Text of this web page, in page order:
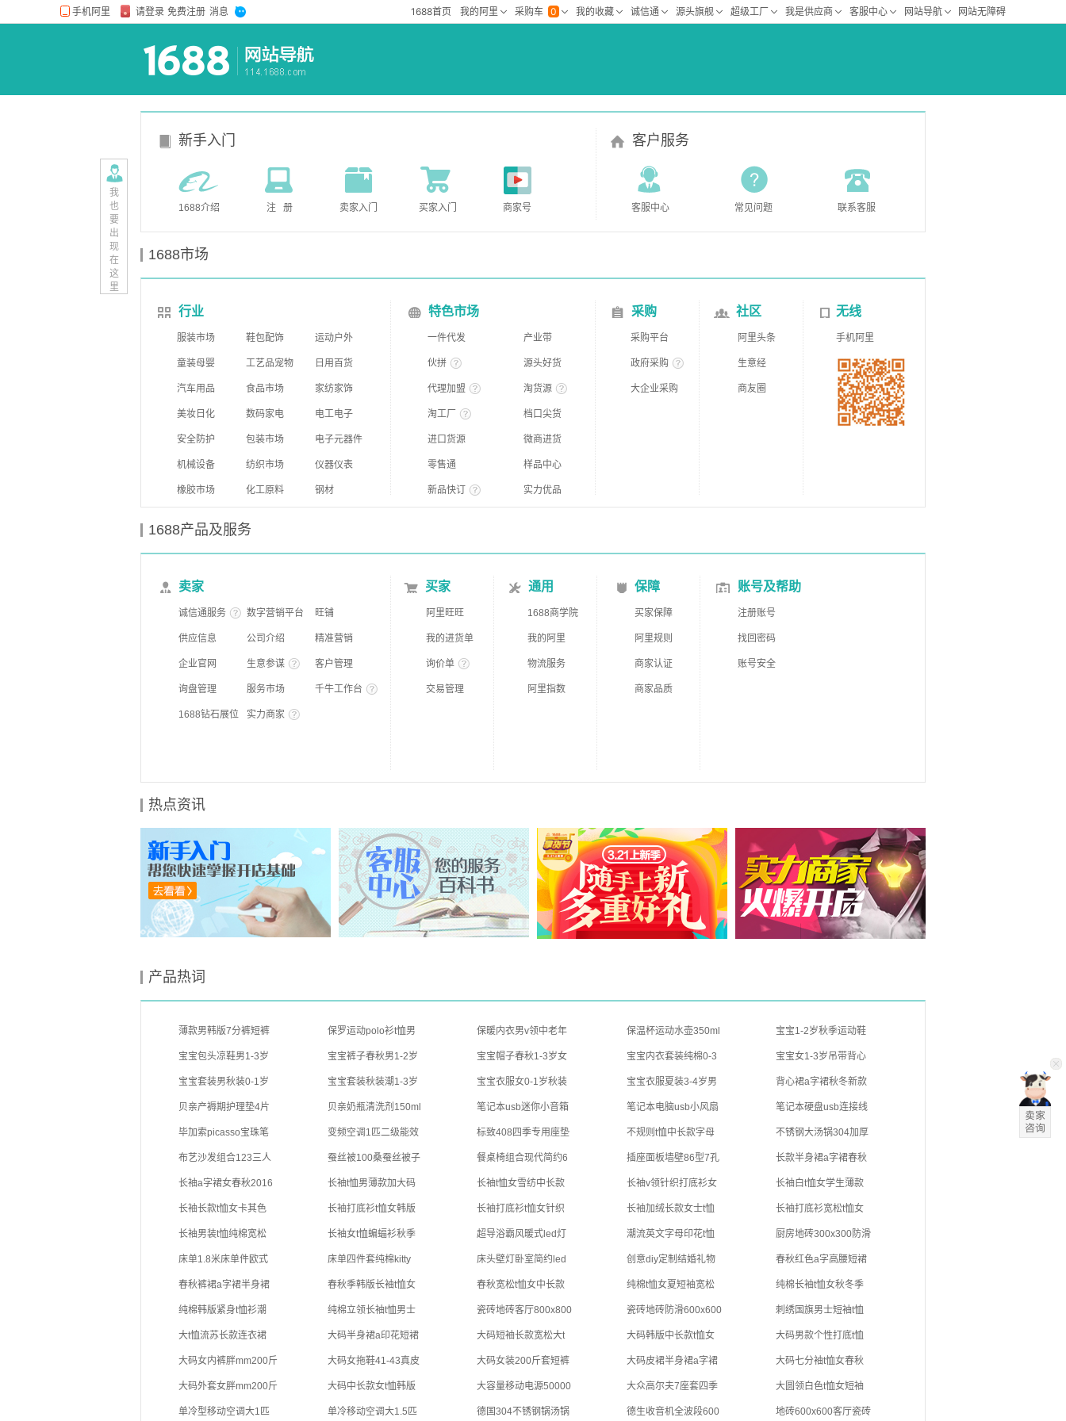
新手入门
1688介绍 注 册 卖家入门 买家入门 商家号
客户服务
客服中心 常见问题 联系客服
1688市场
行业
服装市场 鞋包配饰 运动户外
童装母婴 工艺品宠物 日用百货
汽车用品 食品市场 家纺家饰
美妆日化 数码家电 电工电子
安全防护 包装市场 电子元器件
机械设备 纺织市场 仪器仪表
橡胶市场 化工原料 钢材
特色市场
一件代发 产业带
伙拼 源头好货
代理加盟 淘货源
淘工厂 档口尖货
进口货源 微商进货
零售通 样品中心
新品快订 实力优品
采购
采购平台
政府采购
大企业采购
社区
阿里头条
生意经
商友圈
无线
手机阿里
1688产品及服务
卖家
诚信通服务 数字营销平台 旺铺
供应信息 公司介绍 精准营销
企业官网 生意参谋 客户管理
询盘管理 服务市场 千牛工作台
1688钻石展位 实力商家
买家
阿里旺旺
我的进货单
询价单
交易管理
通用
1688商学院
我的阿里
物流服务
阿里指数
保障
买家保障
阿里规则
商家认证
商家品质
账号及帮助
注册账号
找回密码
账号安全
热点资讯
产品热词
薄款男韩版7分裤短裤 保罗运动polo衫t恤男 保暖内衣男v领中老年 保温杯运动水壶350ml 宝宝1-2岁秋季运动鞋
宝宝包头凉鞋男1-3岁 宝宝裤子春秋男1-2岁 宝宝帽子春秋1-3岁女 宝宝内衣套装纯棉0-3 宝宝女1-3岁吊带背心
宝宝套装男秋装0-1岁 宝宝套装秋装潮1-3岁 宝宝衣服女0-1岁秋装 宝宝衣服夏装3-4岁男 背心裙a字裙秋冬新款
贝亲产褥期护理垫4片 贝亲奶瓶清洗剂150ml 笔记本usb迷你小音箱 笔记本电脑usb小风扇 笔记本硬盘usb连接线
毕加索picasso宝珠笔 变频空调1匹二级能效 标致408四季专用座垫 不规则t恤中长款字母 不锈钢大汤锅304加厚
布艺沙发组合123三人 蚕丝被100桑蚕丝被子 餐桌椅组合现代简约6 插座面板墙壁86型7孔 长款半身裙a字裙春秋
长袖a字裙女春秋2016 长袖t恤男薄款加大码 长袖t恤女雪纺中长款 长袖v领针织打底衫女 长袖白t恤女学生薄款
长袖长款t恤女卡其色 长袖打底衫t恤女韩版 长袖打底衫t恤女针织 长袖加绒长款女士t恤 长袖打底衫宽松t恤女
长袖男装t恤纯棉宽松 长袖女t恤蝙蝠衫秋季 超导浴霸风暖式led灯 潮流英文字母印花t恤 厨房地砖300x300防滑
床单1.8米床单件欧式 床单四件套纯棉kitty 床头壁灯卧室简约led 创意diy定制结婚礼物 春秋红色a字高腰短裙
春秋裤裙a字裙半身裙 春秋季韩版长袖t恤女 春秋宽松t恤女中长款 纯棉t恤女夏短袖宽松 纯棉长袖t恤女秋冬季
纯棉韩版紧身t恤衫潮 纯棉立领长袖t恤男士 瓷砖地砖客厅800x800 瓷砖地砖防滑600x600 刺绣国旗男士短袖t恤
大t恤流苏长款连衣裙 大码半身裙a印花短裙 大码短袖长款宽松大t 大码韩版中长款t恤女 大码男款个性打底t恤
大码女内裤胖mm200斤 大码女拖鞋41-43真皮 大码女装200斤套短裤 大码皮裙半身裙a字裙 大码七分袖t恤女春秋
大码外套女胖mm200斤 大码中长款女t恤韩版 大容量移动电源50000 大众高尔夫7座套四季 大圆领白色t恤女短袖
单冷型移动空调大1匹 单冷移动空调大1.5匹 德国304不锈钢锅汤锅 德生收音机全波段600 地砖600x600客厅瓷砖
我
也
要
出
现
在
这
里